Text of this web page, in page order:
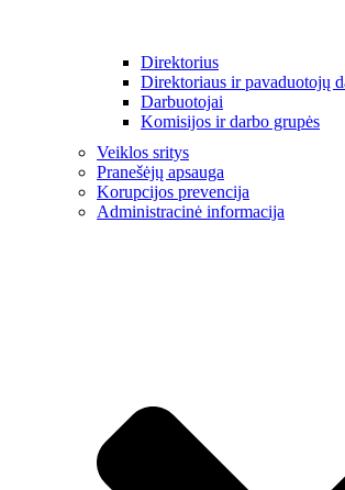
Direktorius
Direktoriaus ir pavaduotojų
Darbuotojai
Komisijos ir darbo grupės
Veiklos sritys
Pranešėjų apsauga
Korupcijos prevencija
Administracinė informacija